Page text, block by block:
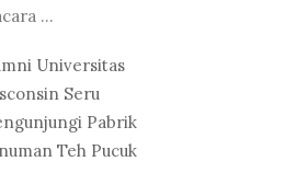
...
Universitas
Seru
Pabrik
Teh Pucuk